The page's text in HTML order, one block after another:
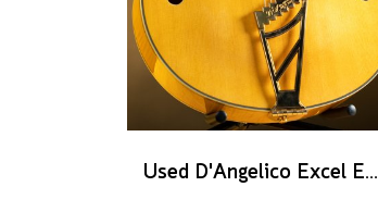
Used D'Angelico Excel EXL-1 - Amber Natural